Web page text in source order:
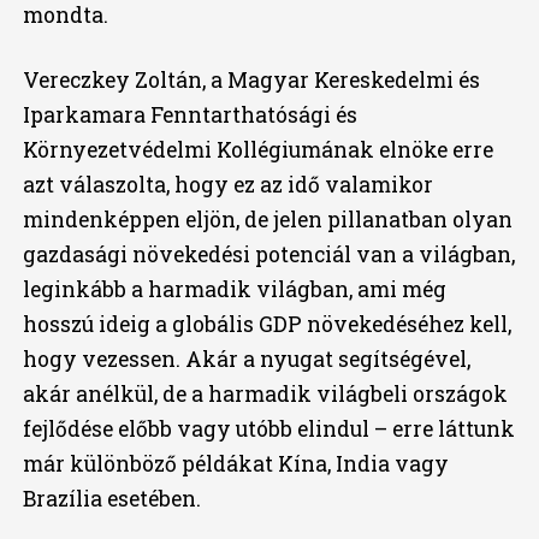
mondta.
Vereczkey Zoltán, a Magyar Kereskedelmi és
Iparkamara Fenntarthatósági és
Környezetvédelmi Kollégiumának elnöke erre
azt válaszolta, hogy ez az idő valamikor
mindenképpen eljön, de jelen pillanatban olyan
gazdasági növekedési potenciál van a világban,
leginkább a harmadik világban, ami még
hosszú ideig a globális GDP növekedéséhez kell,
hogy vezessen. Akár a nyugat segítségével,
akár anélkül, de a harmadik világbeli országok
fejlődése előbb vagy utóbb elindul – erre láttunk
már különböző példákat Kína, India vagy
Brazília esetében.